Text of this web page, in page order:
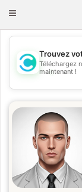
Toggle
💖
Trouvez
Téléchargez
maintenant !